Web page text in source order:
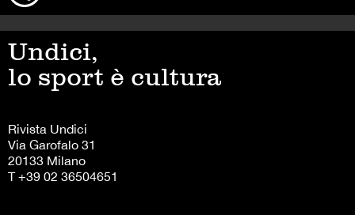
Undici,
lo sport è cultura
Rivista Undici
Via Garofalo 31
20133 Milano
T +39 02 36504651